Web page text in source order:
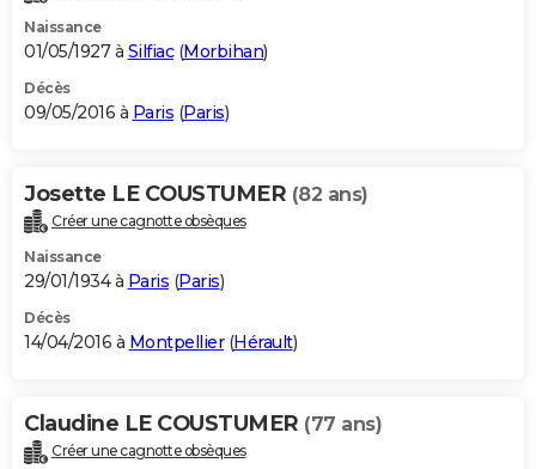
Naissance
01/05/1927 à Silfiac(Morbihan)
Décès
09/05/2016 à Paris (Paris)
Josette LE COUSTUMER (82 ans)
Créer une cagnotte obsèques
Naissance
29/01/1934 à Paris (Paris)
Décès
14/04/2016 à Montpellier(Hérault)
Claudine LE COUSTUMER (77 ans)
Créer une cagnotte obsèques